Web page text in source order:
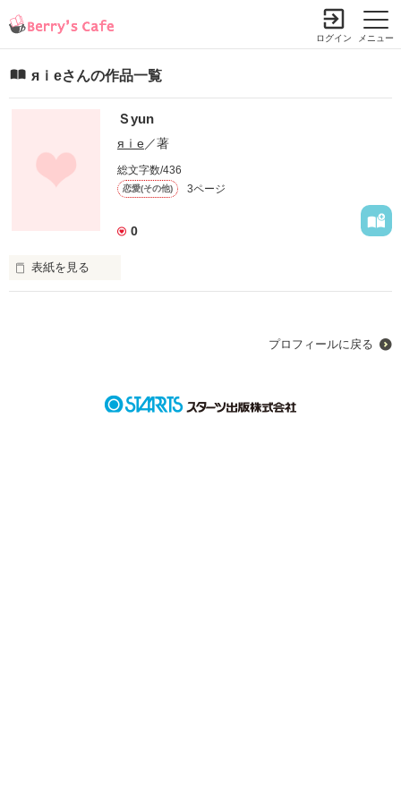
メニュー
ログイン
яｉeさんの作品一覧
Ｓyun
яｉe／著
総文字数/436
恋愛(その他) 3ページ
0
表紙を見る
プロフィールに戻る